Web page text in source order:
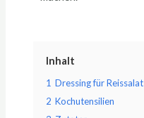
Inhalt
1 Dressing für Reissalat
2 Kochutensilien